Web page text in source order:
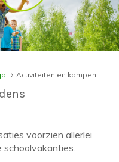
Activiteiten en kampen
voorzien allerlei